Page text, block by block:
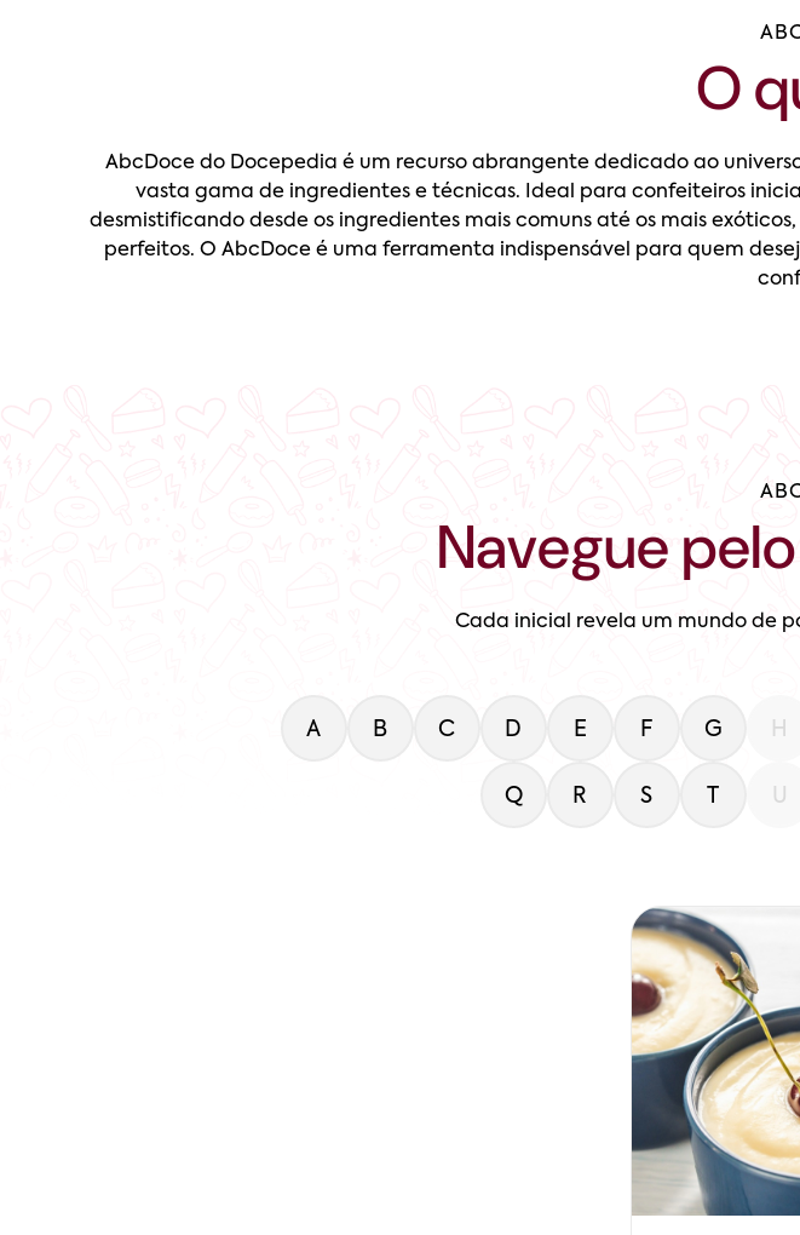
O
AbcDoce do Docepedia é um recurso abrangente dedicado ao
vasta gama de ingredientes e técnicas. Ideal para confeiteiros
desmistificando desde os ingredientes mais comuns até os mais
perfeitos. O AbcDoce é uma ferramenta indispensável para quem
Navegue
Cada inicial revela um mundo de
A B C D E F G H
Q R S U